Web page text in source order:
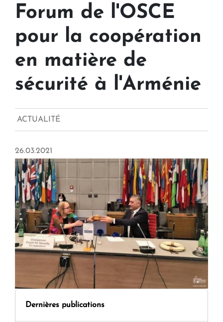
Forum de l'OSCE
pour la coopération
en matière de
sécurité à l'Arménie
ACTUALITÉ
26.03.2021
Dernières publications